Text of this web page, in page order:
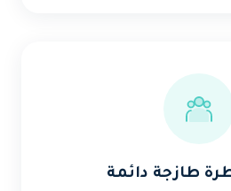
طازجة دائمة